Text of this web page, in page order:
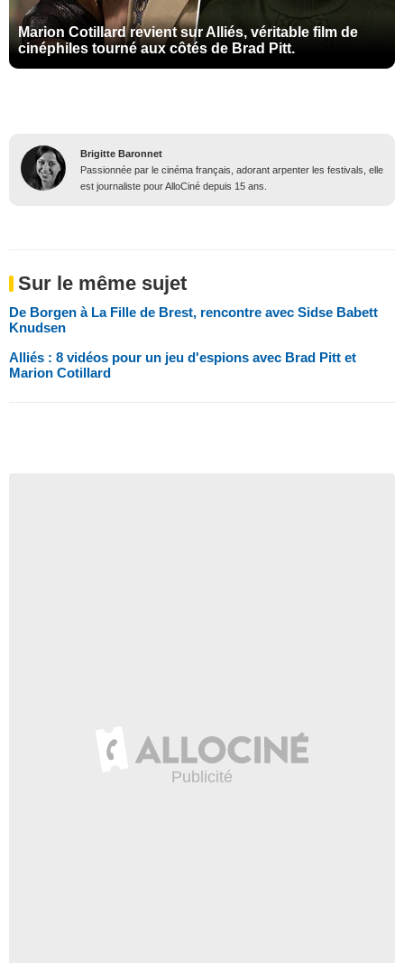
Marion Cotillard revient sur Alliés, véritable film de
cinéphiles tourné aux côtés de Brad Pitt.
Brigitte Baronnet
Passionnée par le cinéma français, adorant arpenter les festivals, elle
est journaliste pour AlloCiné depuis 15 ans.
Sur le même sujet
De Borgen à La Fille de Brest, rencontre avec Sidse Babett
Knudsen
Alliés : 8 vidéos pour un jeu d'espions avec Brad Pitt et
Marion Cotillard